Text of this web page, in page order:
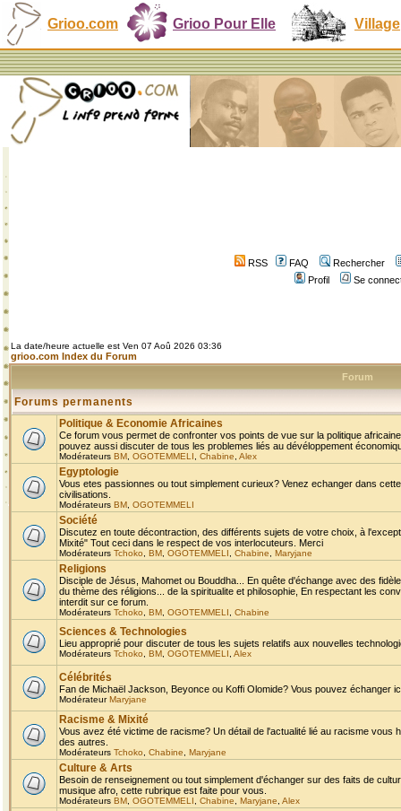
Grioo.com Grioo Pour Elle Village
RSS FAQ
Rechercher
Profil
Se
La date/heure actuelle est Ven 07 Aoû 2026 03:36
grioo.com Index du Forum
Forum
Forums permanents
Politique & Economie Africaines
Ce forum vous permet de confronter vos points de vue sur la politique
pouvez aussi discuter de tous les problemes liés au dévéloppement
Modérateurs BM OGOTEMMELI Chabine Alex
Egyptologie
Vous etes passionnes ou tout simplement curieux? Venez echanger dans
civilisations.
Modérateurs BM OGOTEMMELI
Société
Discutez en toute décontraction, des différents sujets de votre choix, à
Mixité" Tout ceci dans le respect de vos interlocuteurs. Merci
Modérateurs Tchoko BM OGOTEMMELI Chabine Maryjane
Religions
Disciple de Jésus, Mahomet ou Bouddha... En quête d'échange avec des
du thème des réligions... de la spiritualite et philosophie, En respectant les
interdit sur ce forum.
Modérateurs Tchoko BM OGOTEMMELI Chabine
Sciences & Technologies
Lieu approprié pour discuter de tous les sujets relatifs aux nouvelles
Modérateurs Tchoko BM OGOTEMMELI Alex
Célébrités
Fan de Michaël Jackson, Beyonce ou Koffi Olomide? Vous pouvez échanger
ModérateurMaryjane
Racisme & Mixité
Vous avez été victime de racisme? Un détail de l'actualité lié au racisme
des autres.
Modérateurs Tchoko Chabine Maryjane
Culture & Arts
Besoin de renseignement ou tout simplement d'échanger sur des faits de
musique afro, cette rubrique est faite pour vous.
Modérateurs BM OGOTEMMELI Chabine Maryjane Alex